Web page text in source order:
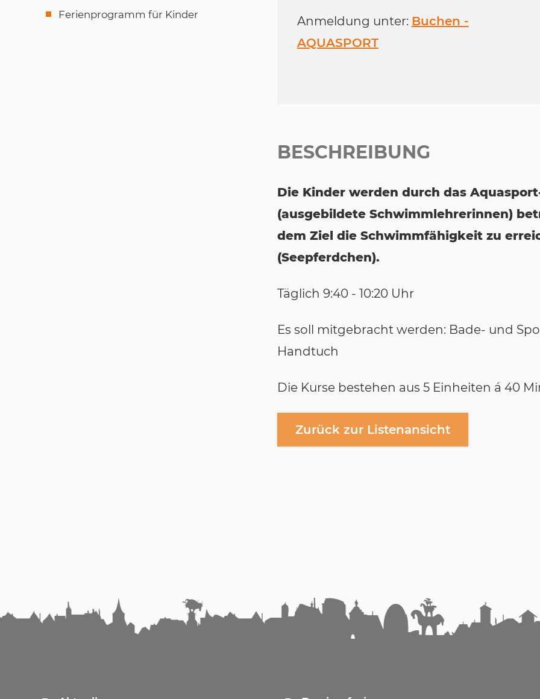
Anmeldung unter: Buchen -
AQUASPORT
BESCHREIBUNG
Die Kinder werden durch das
(ausgebildete Schwimmlehrerinnen)
dem Ziel die Schwimmfähigkeit zu
(Seepferdchen).
Täglich 9:40 - 10:20 Uhr
Es soll mitgebracht werden: Bade- und
Handtuch
Die Kurse bestehen aus 5 Einheiten á 40
Zurück zur Listenansicht
Ferienprogramm für Kinder